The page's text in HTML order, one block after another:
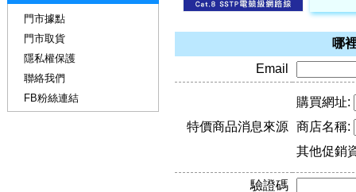
哪
Email
特價商品消息來源
購買網址:
商店名稱:
其他促銷
驗證碼
門市據點
門市取貨
隱私權保護
聯絡我們
FB粉絲連結